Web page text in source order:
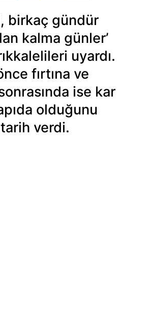
birkaç gündür
kalma günler’
uyardı.
fırtına ve
ise kar
olduğunu
verdi.